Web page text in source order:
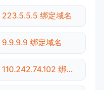
223.5.5.5 绑定域名
9.9.9.9 绑定域名
110.242.74.102 绑定域名